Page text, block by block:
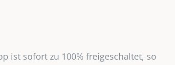
ist sofort zu 100% freigeschaltet, so